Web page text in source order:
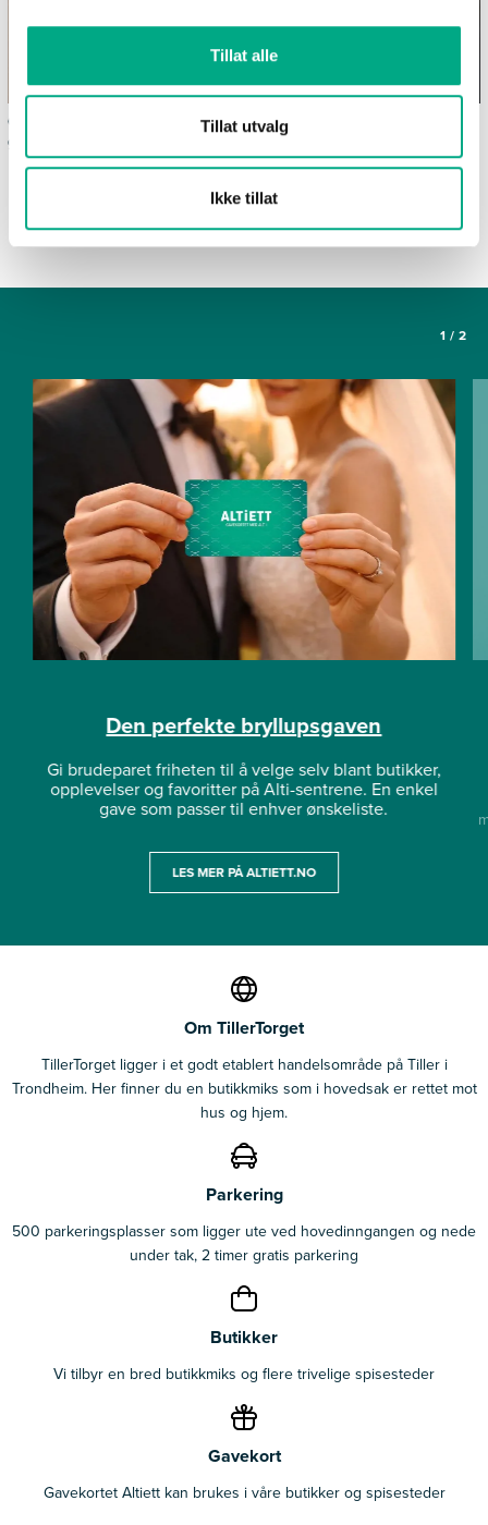
Tillat alle
Tillat utvalg
Ikke tillat
Ofte stilte spørsmål om
gavekortet Altiett
Våre spisesteder
SE FLERE ARTIKLER
1 / 2
Den perfekte bryllupsgaven
Gi brudeparet friheten til å velge selv blant butikker,
opplevelser og favoritter på Alti-sentrene. En enkel
gave som passer til enhver ønskeliste.
LES MER PÅ ALTIETT.NO
Om TillerTorget
TillerTorget ligger i et godt etablert handelsområde på Tiller i
Trondheim. Her finner du en butikkmiks som i hovedsak er rettet mot
hus og hjem.
Parkering
500 parkeringsplasser som ligger ute ved hovedinngangen og nede
under tak, 2 timer gratis parkering
Butikker
Vi tilbyr en bred butikkmiks og flere trivelige spisesteder
Gavekort
Gavekortet Altiett kan brukes i våre butikker og spisesteder